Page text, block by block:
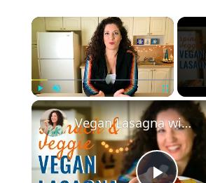
×
Vegan Lasagna with Spinach and Veggies (Vegan Christmas Dinner Recipe)